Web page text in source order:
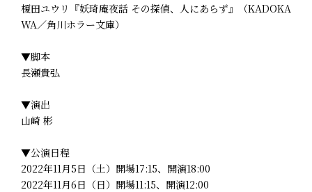
榎田ユウリ『妖琦庵夜話 その探偵、人にあらず』（KADOKA
WA／角川ホラー文庫）
▼脚本
長瀬貴弘
▼演出
山崎 彬
▼公演日程
2022年11月5日（土）開場17:15、開演18:00
2022年11月6日（日）開場11:15、開演12:00